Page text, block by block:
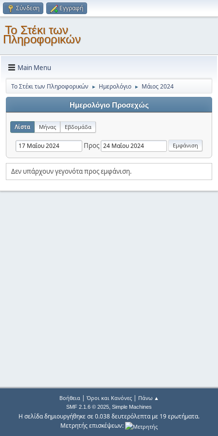
Σύνδεση Εγγραφή
Το Στέκι των
Πληροφορικών
Main Menu
Το Στέκι των Πληροφορικών ► Ημερολόγιο ► Μάιος 2024
Ημερολόγιο Προσεχώς
Λίστα Μήνας Εβδομάδα
Προς
Δεν υπάρχουν γεγονότα προς εμφάνιση.
Βοήθεια| Όροι και Κανόνες| Πάνω ▲
SMF 2.1.6 © 2025, Simple Machines
Η σελίδα δημιουργήθηκε σε 0.038 δευτερόλεπτα με 19 ερωτήματα.
Μετρητής επισκέψεων: